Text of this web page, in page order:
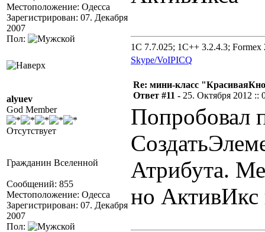
Местоположение: Одесса
Зарегистрирован: 07. Декабря
2007
Пол:
1C 7.7.025; 1C++ 3.2.4.3; Formex
Skype/VoIPICQ
alyuev
God Member
Отсутствует
Гражданин Вселенной
Сообщений: 855
Местоположение: Одесса
Зарегистрирован: 07. Декабря
2007
Пол:
Re: мини-класс
Ответ #11 - 25. Октября 2012 ::
Попробовал
Атрибута.
но АктивИкс